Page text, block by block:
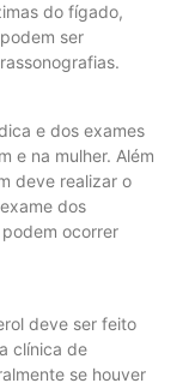
do fígado,
ser
e dos exames
e na mulher. Além
deve realizar o
dos
ocorrer
deve ser feito
clínica de
se houver